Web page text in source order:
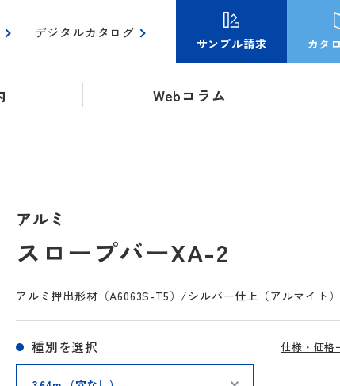
Webコラム
デジタルカタログ
サンプル請求 カタ
アルミ
スロープバーXA-2
アルミ押出形材（A6063S-T5）/シルバー仕上（アルマイト）
仕様・価格
種別を選択